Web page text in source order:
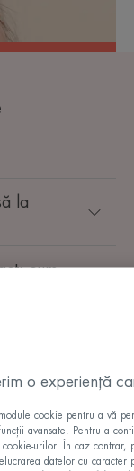
la
cum
între
foarte
o experiență
cookie pentru a vă
avansate. Pentru a
cookie-urilor. În caz contrar,
datelor cu